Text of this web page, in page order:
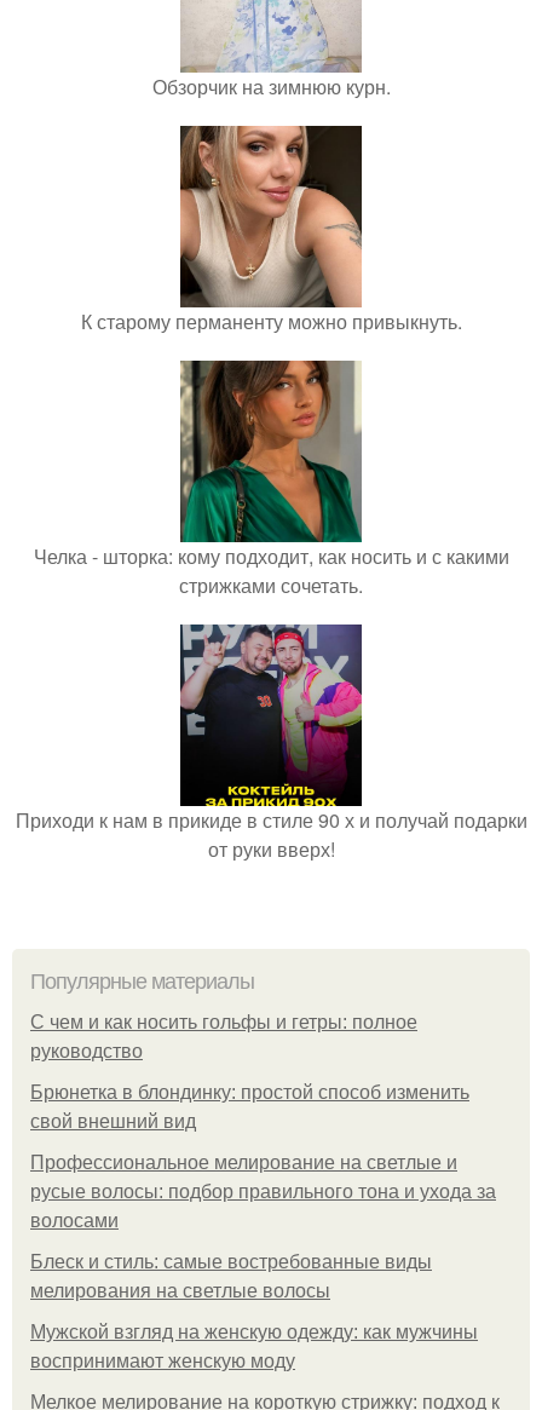
Обзорчик на зимнюю курн.
К старому перманенту можно привыкнуть.
Челка - шторка: кому подходит, как носить и с какими
стрижками сочетать.
Приходи к нам в прикиде в стиле 90 х и получай подарки
от руки вверх!
Популярные материалы
С чем и как носить гольфы и гетры: полное
руководство
Брюнетка в блондинку: простой способ изменить
свой внешний вид
Профессиональное мелирование на светлые и
русые волосы: подбор правильного тона и ухода за
волосами
Блеск и стиль: самые востребованные виды
мелирования на светлые волосы
Мужской взгляд на женскую одежду: как мужчины
воспринимают женскую моду
Мелкое мелирование на короткую стрижку: подход к